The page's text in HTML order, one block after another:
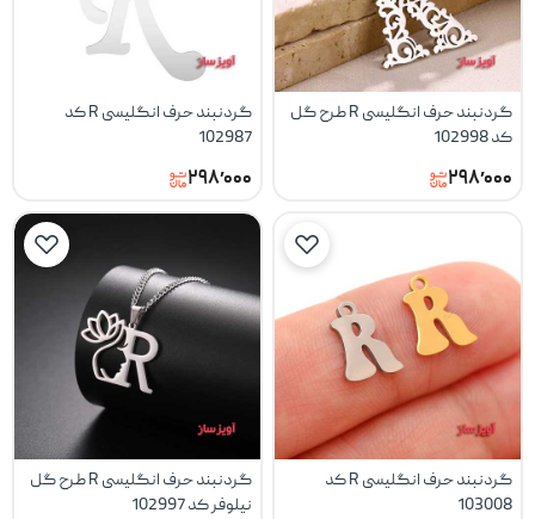
گردنبند حرف انگلیسی R طرح گل
کد 102998
۲۹۸٬۰۰۰
گردنبند حرف انگلیسی R کد
102987
۲۹۸٬۰۰۰
گردنبند حرف انگلیسی R کد
103008
گردنبند حرف انگلیسی R طرح گل
نیلوفر کد 102997